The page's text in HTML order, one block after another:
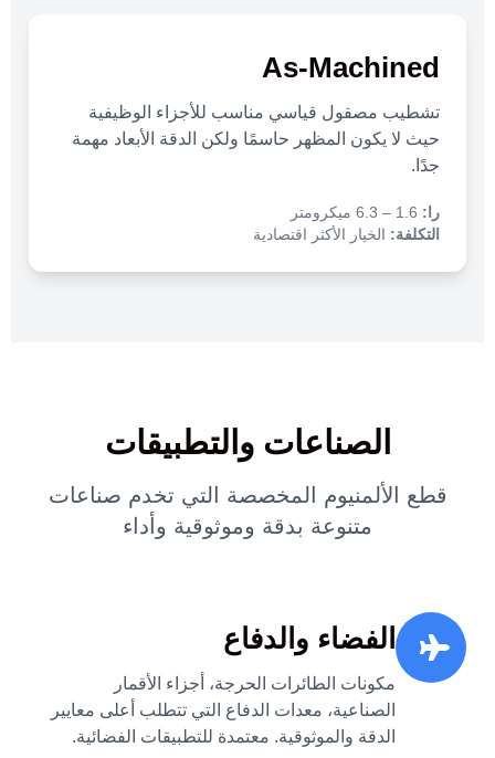
As-Machined
تشطيب مصقول قياسي مناسب للأجزاء الوظيفية
حيث لا يكون المظهر حاسمًا ولكن الدقة الأبعاد مهمة
جدًا.
را:1.6 – 6.3 ميكرومتر
التكلفة:الخيار الأكثر اقتصادية
الصناعات والتطبيقات
قطع الألمنيوم المخصصة التي تخدم صناعات
متنوعة بدقة وموثوقية وأداء
الفضاء والدفاع
مكونات الطائرات الحرجة، أجزاء الأقمار
الصناعية، معدات الدفاع التي تتطلب أعلى معايير
الدقة والموثوقية. معتمدة للتطبيقات الفضائية.